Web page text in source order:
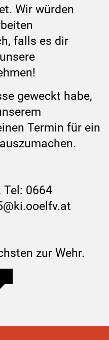
Wir würden
falls es dir
geweckt habe,
Termin für ein
0664
zur Wehr.